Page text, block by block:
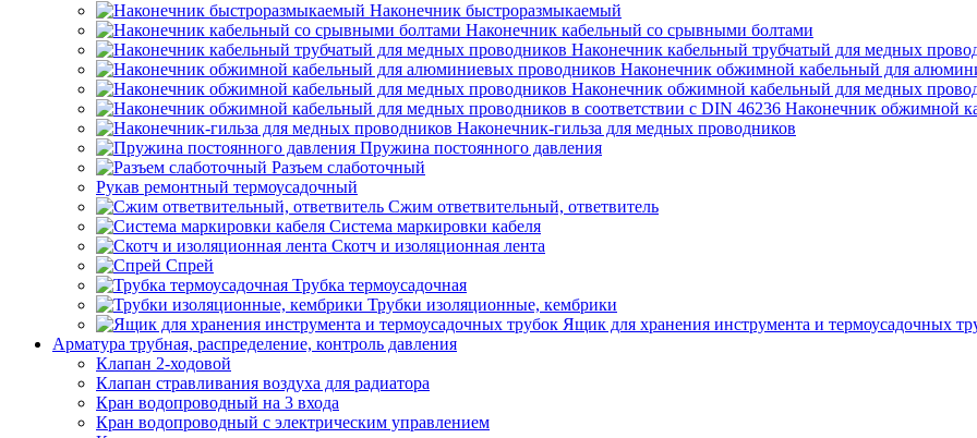
Наконечник быстроразмыкаемый
Наконечник кабельный со срывными болтами
Наконечник кабельный трубчатый для медных
Наконечник обжимной кабельный для
Наконечник обжимной кабельный для медных
Наконечник обжимной
Наконечник-гильза для медных проводников
Пружина постоянного давления
Разъем слаботочный
Рукав ремонтный термоусадочный
Сжим ответвительный, ответвитель
Система маркировки кабеля
Скотч и изоляционная лента
Спрей
Трубка термоусадочная
Трубки изоляционные, кембрики
Ящик для хранения инструмента и термоусадочных
Арматура трубная, распределение, контроль давления
Клапан 2-ходовой
Клапан стравливания воздуха для радиатора
Кран водопроводный на 3 входа
Кран водопроводный с электрическим управлением